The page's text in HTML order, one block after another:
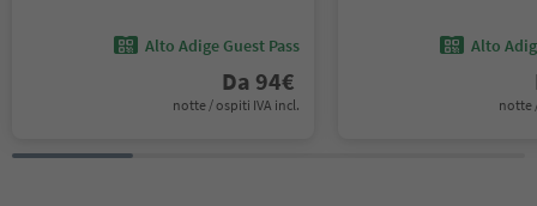
Alto Adige Guest Pass
Da 94€
notte / ospiti IVA incl.
Alto
notte